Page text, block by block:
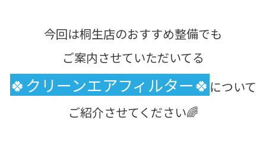
今回は桐生店のおすすめ整備でも
ご案内させていただいてる
🍀クリーンエアフィルター🍀 について
ご紹介させてください🌈